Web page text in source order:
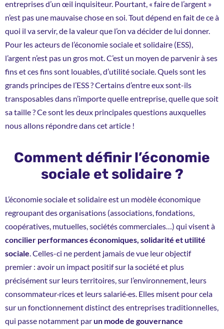
entreprises d’un œil inquisiteur. Pourtant, « faire de l’argent »
n’est pas une mauvaise chose en soi. Tout dépend en fait de ce à
quoi il va servir, de la valeur que l’on va décider de lui donner.
Pour les acteurs de l’économie sociale et solidaire (ESS),
l’argent n’est pas un gros mot. C’est un moyen de parvenir à ses
fins et ces fins sont louables, d’utilité sociale. Quels sont les
grands principes de l’ESS ? Certains d’entre eux sont-ils
transposables dans n’importe quelle entreprise, quelle que soit
sa taille ? Ce sont les deux principales questions auxquelles
nous allons répondre dans cet article !
Comment définir l’économie
sociale et solidaire ?
L’économie sociale et solidaire est un modèle économique
regroupant des organisations (associations, fondations,
coopératives, mutuelles, sociétés commerciales…) qui visent à
concilier performances économiques, solidarité et utilité
sociale. Celles-ci ne perdent jamais de vue leur objectif
premier : avoir un impact positif sur la société et plus
précisément sur leurs territoires, sur l’environnement, leurs
consommateur·rices et leurs salarié·es. Elles misent pour cela
sur un fonctionnement distinct des entreprises traditionnelles,
qui passe notamment parun mode de gouvernance